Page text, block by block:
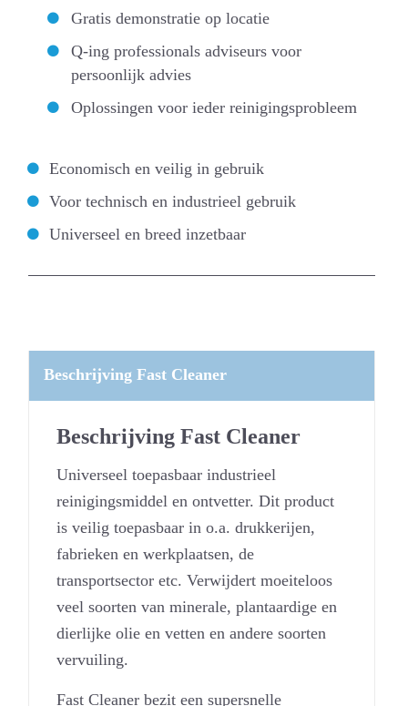
Gratis demonstratie op locatie
Q-ing professionals adviseurs voor
persoonlijk advies
Oplossingen voor ieder reinigingsprobleem
Economisch en veilig in gebruik
Voor technisch en industrieel gebruik
Universeel en breed inzetbaar
Beschrijving Fast Cleaner
Beschrijving Fast Cleaner
Universeel toepasbaar industrieel
reinigingsmiddel en ontvetter. Dit product
is veilig toepasbaar in o.a. drukkerijen,
fabrieken en werkplaatsen, de
transportsector etc. Verwijdert moeiteloos
veel soorten van minerale, plantaardige en
dierlijke olie en vetten en andere soorten
vervuiling.
Fast Cleaner bezit een supersnelle